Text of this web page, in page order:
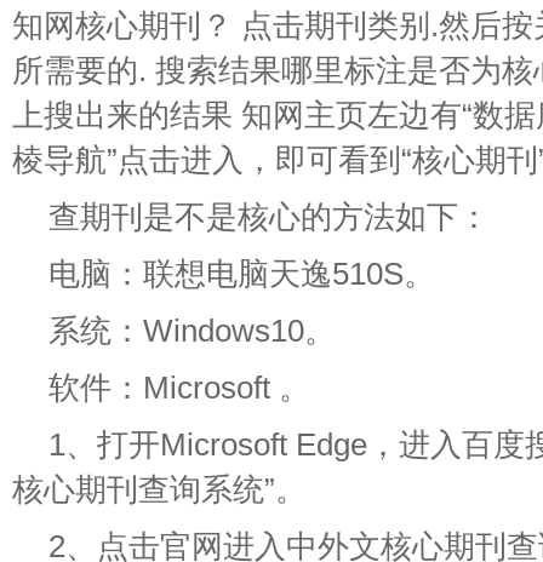
知网核心期刊？ 点击期刊类别.然后
所需要的. 搜索结果哪里标注是否为
上搜出来的结果 知网主页左边有“数
棱导航”点击进入，即可看到“核心期
查期刊是不是核心的方法如下：
电脑：联想电脑天逸510S。
系统：Windows10。
软件：Microsoft 。
1、打开Microsoft Edge，进入百度
核心期刊查询系统”。
2、点击官网进入中外文核心期刊